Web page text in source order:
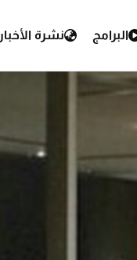
البرامج نشرة الأخبار